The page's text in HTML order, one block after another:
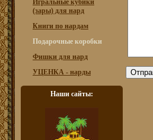
Игральные кубики
(зары) для нард
Книги по нардам
Подарочные коробки
Фишки для нард
УЦЕНКА - нарды
Наши сайты: